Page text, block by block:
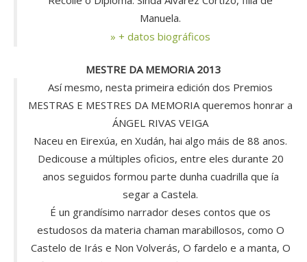
Manuela.
» + datos biográficos
MESTRE DA MEMORIA 2013
Así mesmo, nesta primeira edición dos Premios
MESTRAS E MESTRES DA MEMORIA queremos honrar a
ÁNGEL RIVAS VEIGA
Naceu en Eirexúa, en Xudán, hai algo máis de 88 anos.
Dedicouse a múltiples oficios, entre eles durante 20
anos seguidos formou parte dunha cuadrilla que ía
segar a Castela.
É un grandísimo narrador deses contos que os
estudosos da materia chaman marabillosos, como O
Castelo de Irás e Non Volverás, O fardelo e a manta, O